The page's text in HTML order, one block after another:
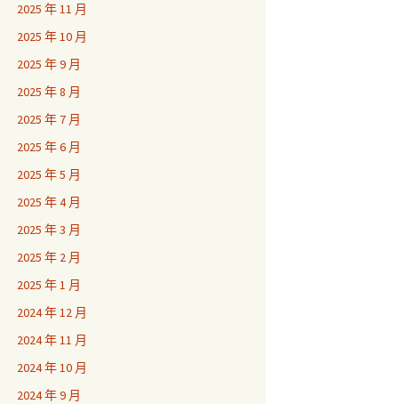
2025 年 11 月
2025 年 10 月
2025 年 9 月
2025 年 8 月
2025 年 7 月
2025 年 6 月
2025 年 5 月
2025 年 4 月
2025 年 3 月
2025 年 2 月
2025 年 1 月
2024 年 12 月
2024 年 11 月
2024 年 10 月
2024 年 9 月